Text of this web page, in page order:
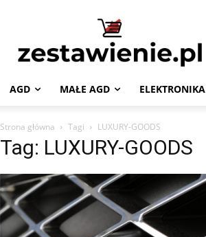
AGD MAŁE AGD ELEKTRONIKA
Strona główna Tagi LUXURY-GOODS
Tag: LUXURY-GOODS